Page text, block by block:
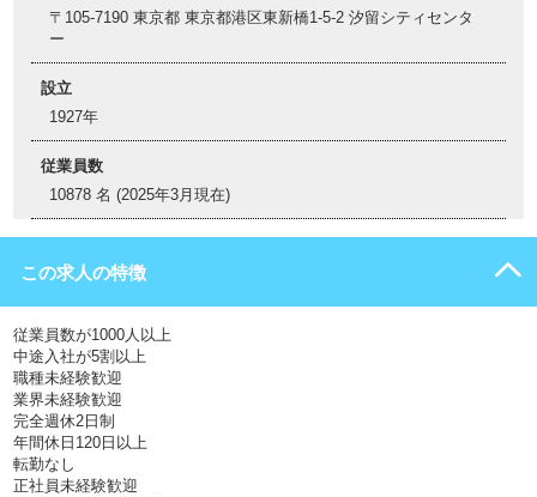
〒105-7190 東京都 東京都港区東新橋1-5-2 汐留シティセンタ
ー
設立
1927年
従業員数
10878 名 (2025年3月現在)
この求人の特徴
従業員数が1000人以上
中途入社が5割以上
職種未経験歓迎
業界未経験歓迎
完全週休2日制
年間休日120日以上
転勤なし
正社員未経験歓迎